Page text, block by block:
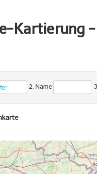
Kartierung
2. Name